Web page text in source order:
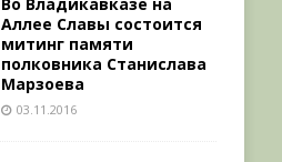
Аллее Славы состоится
митинг памяти
полковника Станислава
Марзоева
03.11.2016